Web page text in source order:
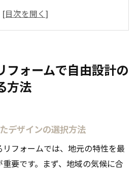
ォームで重要な要素とは
性を広げる自由設計の活用法
協力で実現する理想の住空間
したリフォームのポイント
に合った設計の工夫
イン性を両立させる方法
フォームで自由設計の
方法
デザインの選択方法
フォームでは、地元の特性を最
要です。まず、地域の気候に合